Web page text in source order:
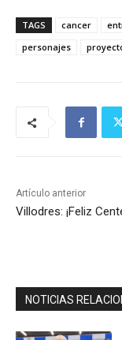
TAGS cancer
personajes
Artículo anterior
Villodres: ¡Feliz
NOTICIAS